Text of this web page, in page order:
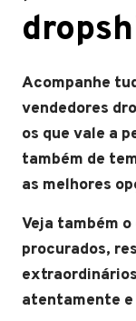
Acompanhe
vendedores
os que vale a
também de
as melhores
Veja também
procurados,
atentamente